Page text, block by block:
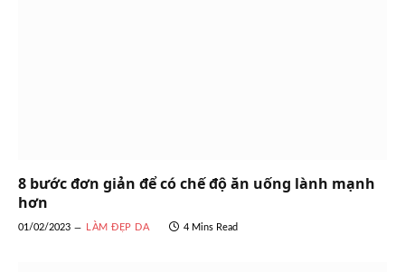
8 bước đơn giản để có chế độ ăn uống lành mạnh
hơn
01/02/2023 LÀM ĐẸP DA 4 Mins Read